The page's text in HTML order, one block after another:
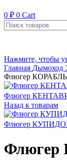
0 ₽ 0 Cart
Нажмите, чтобы
Главная Дымоход
Флюгер КОРАБЛЬ
Флюгер
Назад к товарам
Флюгер